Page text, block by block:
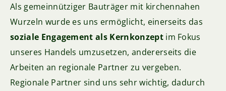
Als gemeinnütziger Bauträger mit kirchennahen
Wurzeln wurde es uns ermöglicht, einerseits das
soziale Engagement als Kernkonzeptim Fokus
unseres Handels umzusetzen, andererseits die
Arbeiten an regionale Partner zu vergeben.
Regionale Partner sind uns sehr wichtig, dadurch